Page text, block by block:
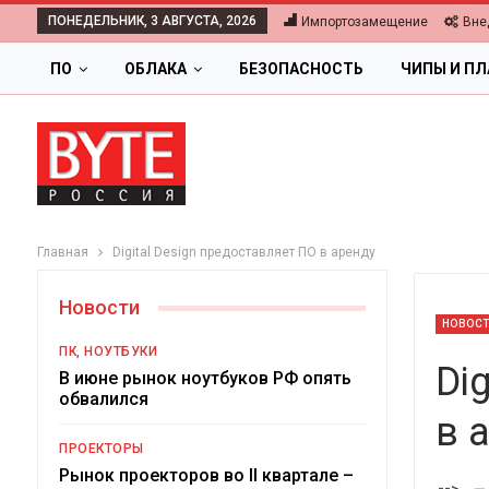
ПОНЕДЕЛЬНИК, 3 АВГУСТА, 2026 Импортозамещение
ПО ОБЛАКА БЕЗОПАСНОСТЬ ЧИПЫ И
Главная Digital Design предоставляет ПО в аренду
в
Новости
ПК, НОУТБУКИ
В июне рынок ноутбуков РФ опять
обвалился
ПРОЕКТОРЫ
Рынок проекторов во II квартале –
Цифровая экономика 2026.